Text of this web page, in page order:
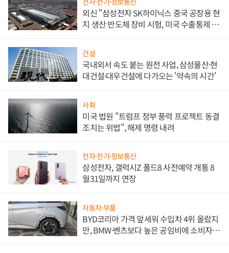
외신 "삼성전자 SK하이닉스 중국 공장용 현
지 생산 반도체 장비 시험, 미국 수출통제 대
건설
국내외서 속도 붙는 원전 사업, 삼성물산·현
대건설·대우건설에 다가오는 '약속의 시간'
사회
미국 법원 "트럼프 정부 풍력 프로젝트 동결
조치는 위법", 해제 명령 내려
전자·전기·정보통신
삼성전자, 갤럭시Z 폴드8 사전예약 개통 8
월31일까지 연장
자동차·부품
BYD코리아 가격 앞세워 수입차 4위 올랐지
만, BMW·벤츠보다 높은 공임비에 소비자